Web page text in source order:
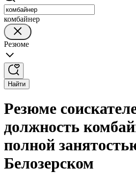
комбайнер
Резюме
Найти
Резюме
должность
полной
Белозерском